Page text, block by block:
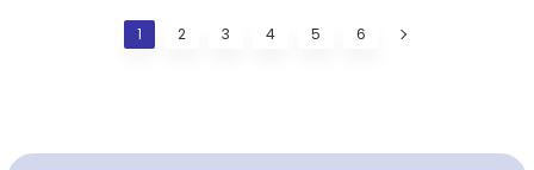
1 2 3 4 5 6